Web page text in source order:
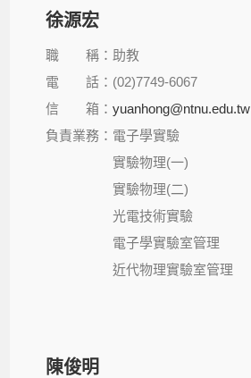
徐源宏
職 稱：助教
電 話：(02)7749-6067
信 箱：yuanhong@ntnu.edu.tw
負責業務：電子學實驗
實驗物理(一)
實驗物理(二)
光電技術實驗
電子學實驗室管理
近代物理實驗室管理
陳俊明